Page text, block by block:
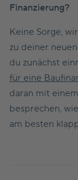
Finanzierung?
Keine Sorge,
zu deiner
du zunächst
für eine
daran mit
besprechen,
am besten